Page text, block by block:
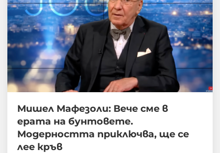
Мишел Мафезоли: Вече сме в
ерата на бунтовете.
Модерността приключва, ще се
лее кръв